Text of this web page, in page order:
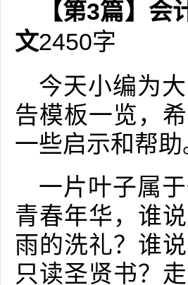
【第3篇】
文2450字
今天小编为
告模板一览，
一些启示和帮助
一片叶子属
青春年华，谁
雨的洗礼？谁
只读圣贤书？